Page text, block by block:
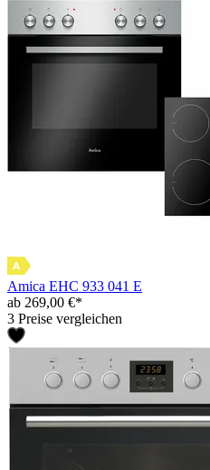
Amica EHC 933 041 E
ab 269,00 €*
3 Preise vergleichen